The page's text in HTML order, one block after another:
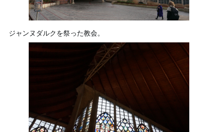
ジャンヌダルクを祭った教会。